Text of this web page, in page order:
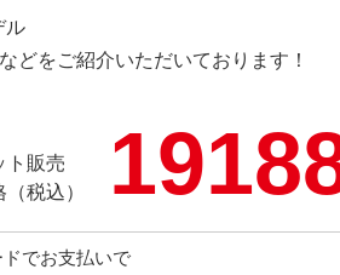
ル
どをご紹介いただいております！
ト販売
（税込）
でお支払いで